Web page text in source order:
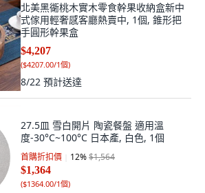
北美黑衚桃木實木零食幹果收納盒新中
式傢用輕奢感客廳熱賣中, 1個, 錐形把
手圓形幹果盒
$4,207
($4207.00/1個)
8/22 預計送達
27.5皿 雪白開片 陶瓷餐盤 適用溫
度-30°C~100°C 日本產, 白色, 1個
首購折扣價 12%$1,564
$1,364
($1364.00/1個)